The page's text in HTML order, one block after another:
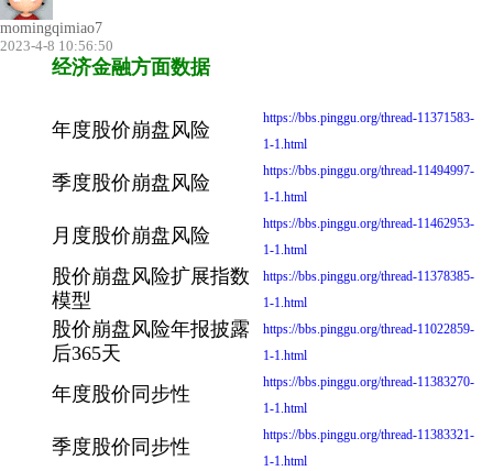
momingqimiao7
2023-4-8 10:56:50
经济金融方面数据
年度股价崩盘风险
https://bbs.pinggu.org/thread-11371583-
1-1.html
季度股价崩盘风险
https://bbs.pinggu.org/thread-11494997-
1-1.html
月度股价崩盘风险
https://bbs.pinggu.org/thread-11462953-
1-1.html
股价崩盘风险扩展指数
模型
https://bbs.pinggu.org/thread-11378385-
1-1.html
股价崩盘风险年报披露
后365天
https://bbs.pinggu.org/thread-11022859-
1-1.html
年度股价同步性
https://bbs.pinggu.org/thread-11383270-
1-1.html
季度股价同步性
https://bbs.pinggu.org/thread-11383321-
1-1.html